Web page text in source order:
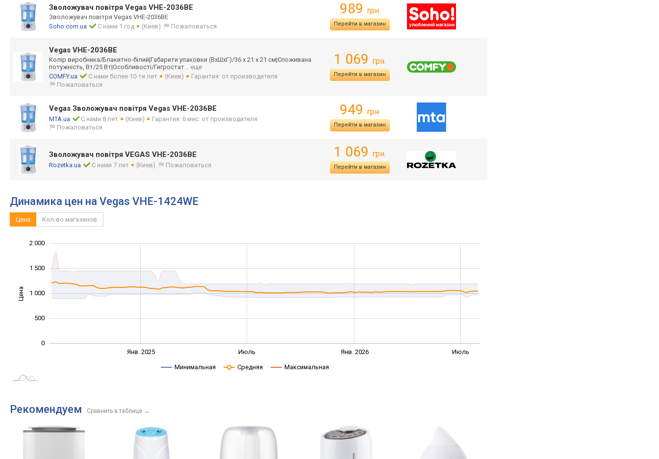
Зволожувач повітря Vegas VHE-2036BE
Зволожувач повітря Vegas VHE-2036BE
Soho.com.ua
С нами 1 год (Киев) Пожаловаться
989 грн.
Перейти в магазин
Vegas VHE-2036BE
Колір виробника/Блакитно-білий|Габарити упаковки (ВхШхГ)/36 х 21 х 21 см|Споживана
потужність, Вт/25 Вт|Особливості/Гигростат... еще
COMFY.ua
С нами более 10-ти лет (Киев)
Гарантия: от производителя
Пожаловаться
1 069 грн.
Перейти в магазин
Vegas Зволожувач повітря Vegas VHE-2036BE
MTA.ua С нами 8 лет (Киев)
Гарантия: 6 мес. от производителя
Пожаловаться
949 грн.
Перейти в магазин
Зволожувач повітря VEGAS VHE-2036BE
Rozetka.ua С нами 7 лет (Киев) Пожаловаться
1 069 грн.
Перейти в магазин
Динамика цен на Vegas VHE-1424WE
Цена Кол-во магазинов
Цена 1 000
0
500
1 000
1 500
2 000
Янв. 2025 Июль Янв. 2026 Июль
Минимальная Средняя Максимальная
Рекомендуем Сравнить в таблице →